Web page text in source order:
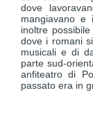
dove
mangiavano e
inoltre
dove i romani
musicali e di
parte sud-
anfiteatro di
passato era in